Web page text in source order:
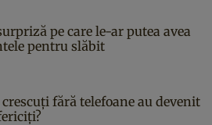
pe care le-ar putea avea
pentru slăbit
crescuți fără telefoane au devenit